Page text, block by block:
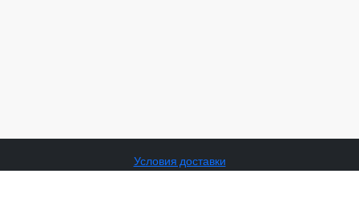
Условия доставки